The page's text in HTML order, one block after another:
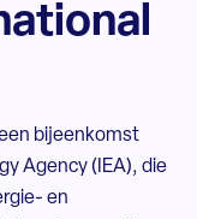
bijeenkomst
Agency (IEA), die
en